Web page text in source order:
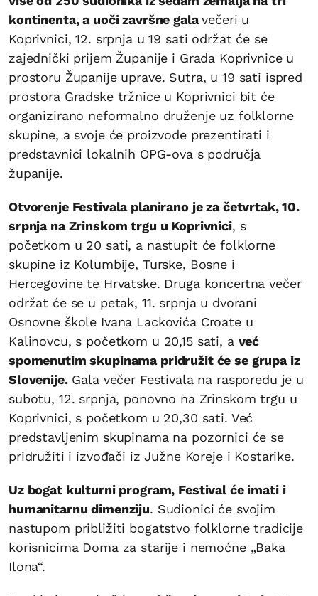
kontinenta, a uoči završne galavečeri u
Koprivnici, 12. srpnja u 19 sati održat će se
zajednički prijem Županije i Grada Koprivnice u
prostoru Županije uprave. Sutra, u 19 sati ispred
prostora Gradske tržnice u Koprivnici bit će
organizirano neformalno druženje uz folklorne
skupine, a svoje će proizvode prezentirati i
predstavnici lokalnih OPG-ova s područja
županije.
Otvorenje Festivala planirano je za četvrtak, 10.
srpnja na Zrinskom trgu u Koprivnici, s
početkom u 20 sati, a nastupit će folklorne
skupine iz Kolumbije, Turske, Bosne i
Hercegovine te Hrvatske. Druga koncertna večer
održat će se u petak, 11. srpnja u dvorani
Osnovne škole Ivana Lackovića Croate u
Kalinovcu, s početkom u 20,15 sati, a već
spomenutim skupinama pridružit će se grupa iz
Slovenije.Gala večer Festivala na rasporedu je u
subotu, 12. srpnja, ponovno na Zrinskom trgu u
Koprivnici, s početkom u 20,30 sati. Već
predstavljenim skupinama na pozornici će se
pridružiti i izvođači iz Južne Koreje i Kostarike.
Uz bogat kulturni program, Festival će imati i
humanitarnu dimenziju. Sudionici će svojim
nastupom približiti bogatstvo folklorne tradicije
korisnicima Doma za starije i nemoćne „Baka
Ilona“.